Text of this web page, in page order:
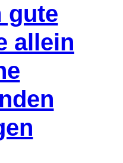
gute
allein